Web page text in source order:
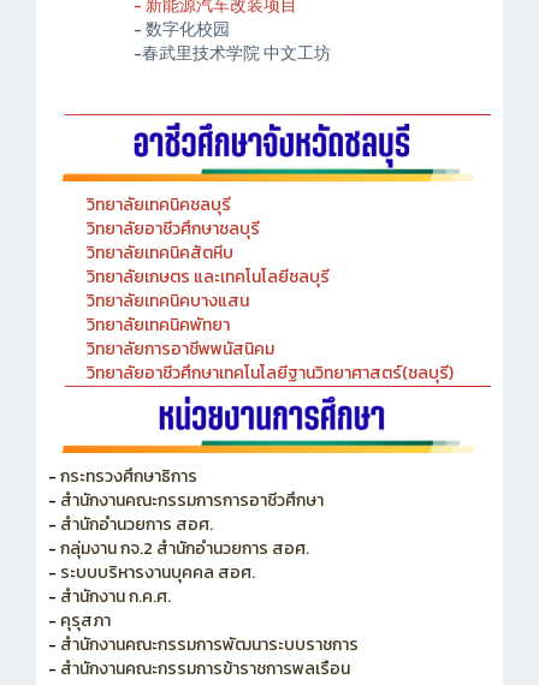
- 机械臂机器人维修实训中心
- 新能源汽车改装项目
- 数字化校园
วิทยาลัยเทคนิคชลบุรี
วิทยาลัยอาชีวศึกษาชลบุรี
วิทยาลัยเทคนิคสัตหีบ
วิทยาลัยเกษตร และเทคโนโลยีชลบุรี
วิทยาลัยเทคนิคบางแสน
วิทยาลัยเทคนิคพัทยา
วิทยาลัยการอาชีพพนัสนิคม
วิทยาลัยอาชีวศึกษาเทคโนโลยีฐานวิทยาศาสตร์(ชลบุรี)
- กระทรวงศึกษาธิการ
- สำนักงานคณะกรรมการการอาชีวศึกษา
- สำนักอำนวยการ สอศ.
- กลุ่มงาน กจ.2 สำนักอำนวยการ สอศ.
- ระบบบริหารงานบุคคล สอศ.
- สำนักงาน ก.ค.ศ.
- คุรุสภา
- สำนักงานคณะกรรมการพัฒนาระบบราชการ